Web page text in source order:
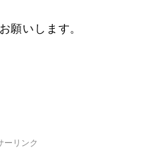
願いします。
ーリンク